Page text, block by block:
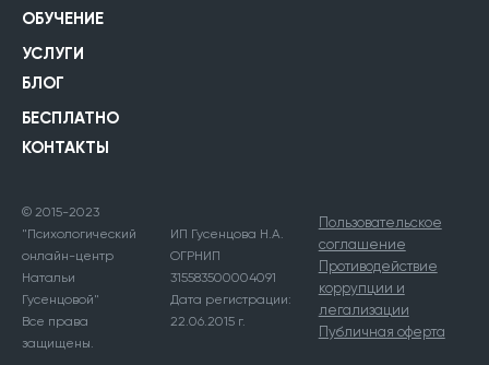
ОБУЧЕНИЕ
УСЛУГИ
БЛОГ
БЕСПЛАТНО
КОНТАКТЫ
© 2015-2023
"Психологический
онлайн-центр
Натальи
Гусенцовой"
Все права
защищены.
ИП Гусенцова Н.А.
ОГРНИП
315583500004091
Дата регистрации:
22.06.2015 г.
Пользовательское
соглашение
Противодействие
коррупции и
легализации
Публичная оферта